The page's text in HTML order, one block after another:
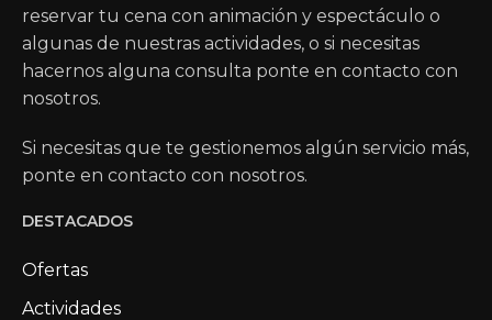
reservar tu cena con animación y espectáculo o
algunas de nuestras actividades, o si necesitas
hacernos alguna consulta ponte en contacto con
nosotros.
Si necesitas que te gestionemos algún servicio más,
ponte en contacto con nosotros.
DESTACADOS
Ofertas
Actividades